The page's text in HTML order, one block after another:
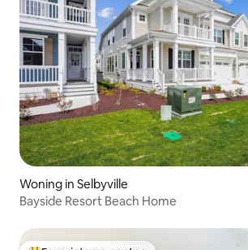
Woning in Selbyville
Bayside Resort Beach Home